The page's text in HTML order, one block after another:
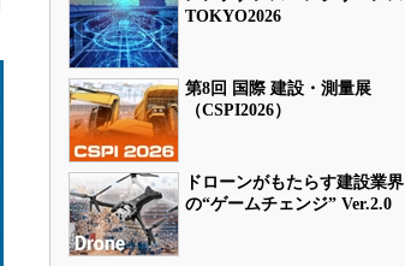
TOKYO2026
第8回 国際 建設・測量展
（CSPI2026）
ドローンがもたらす建設業界
の“ゲームチェンジ” Ver.2.0